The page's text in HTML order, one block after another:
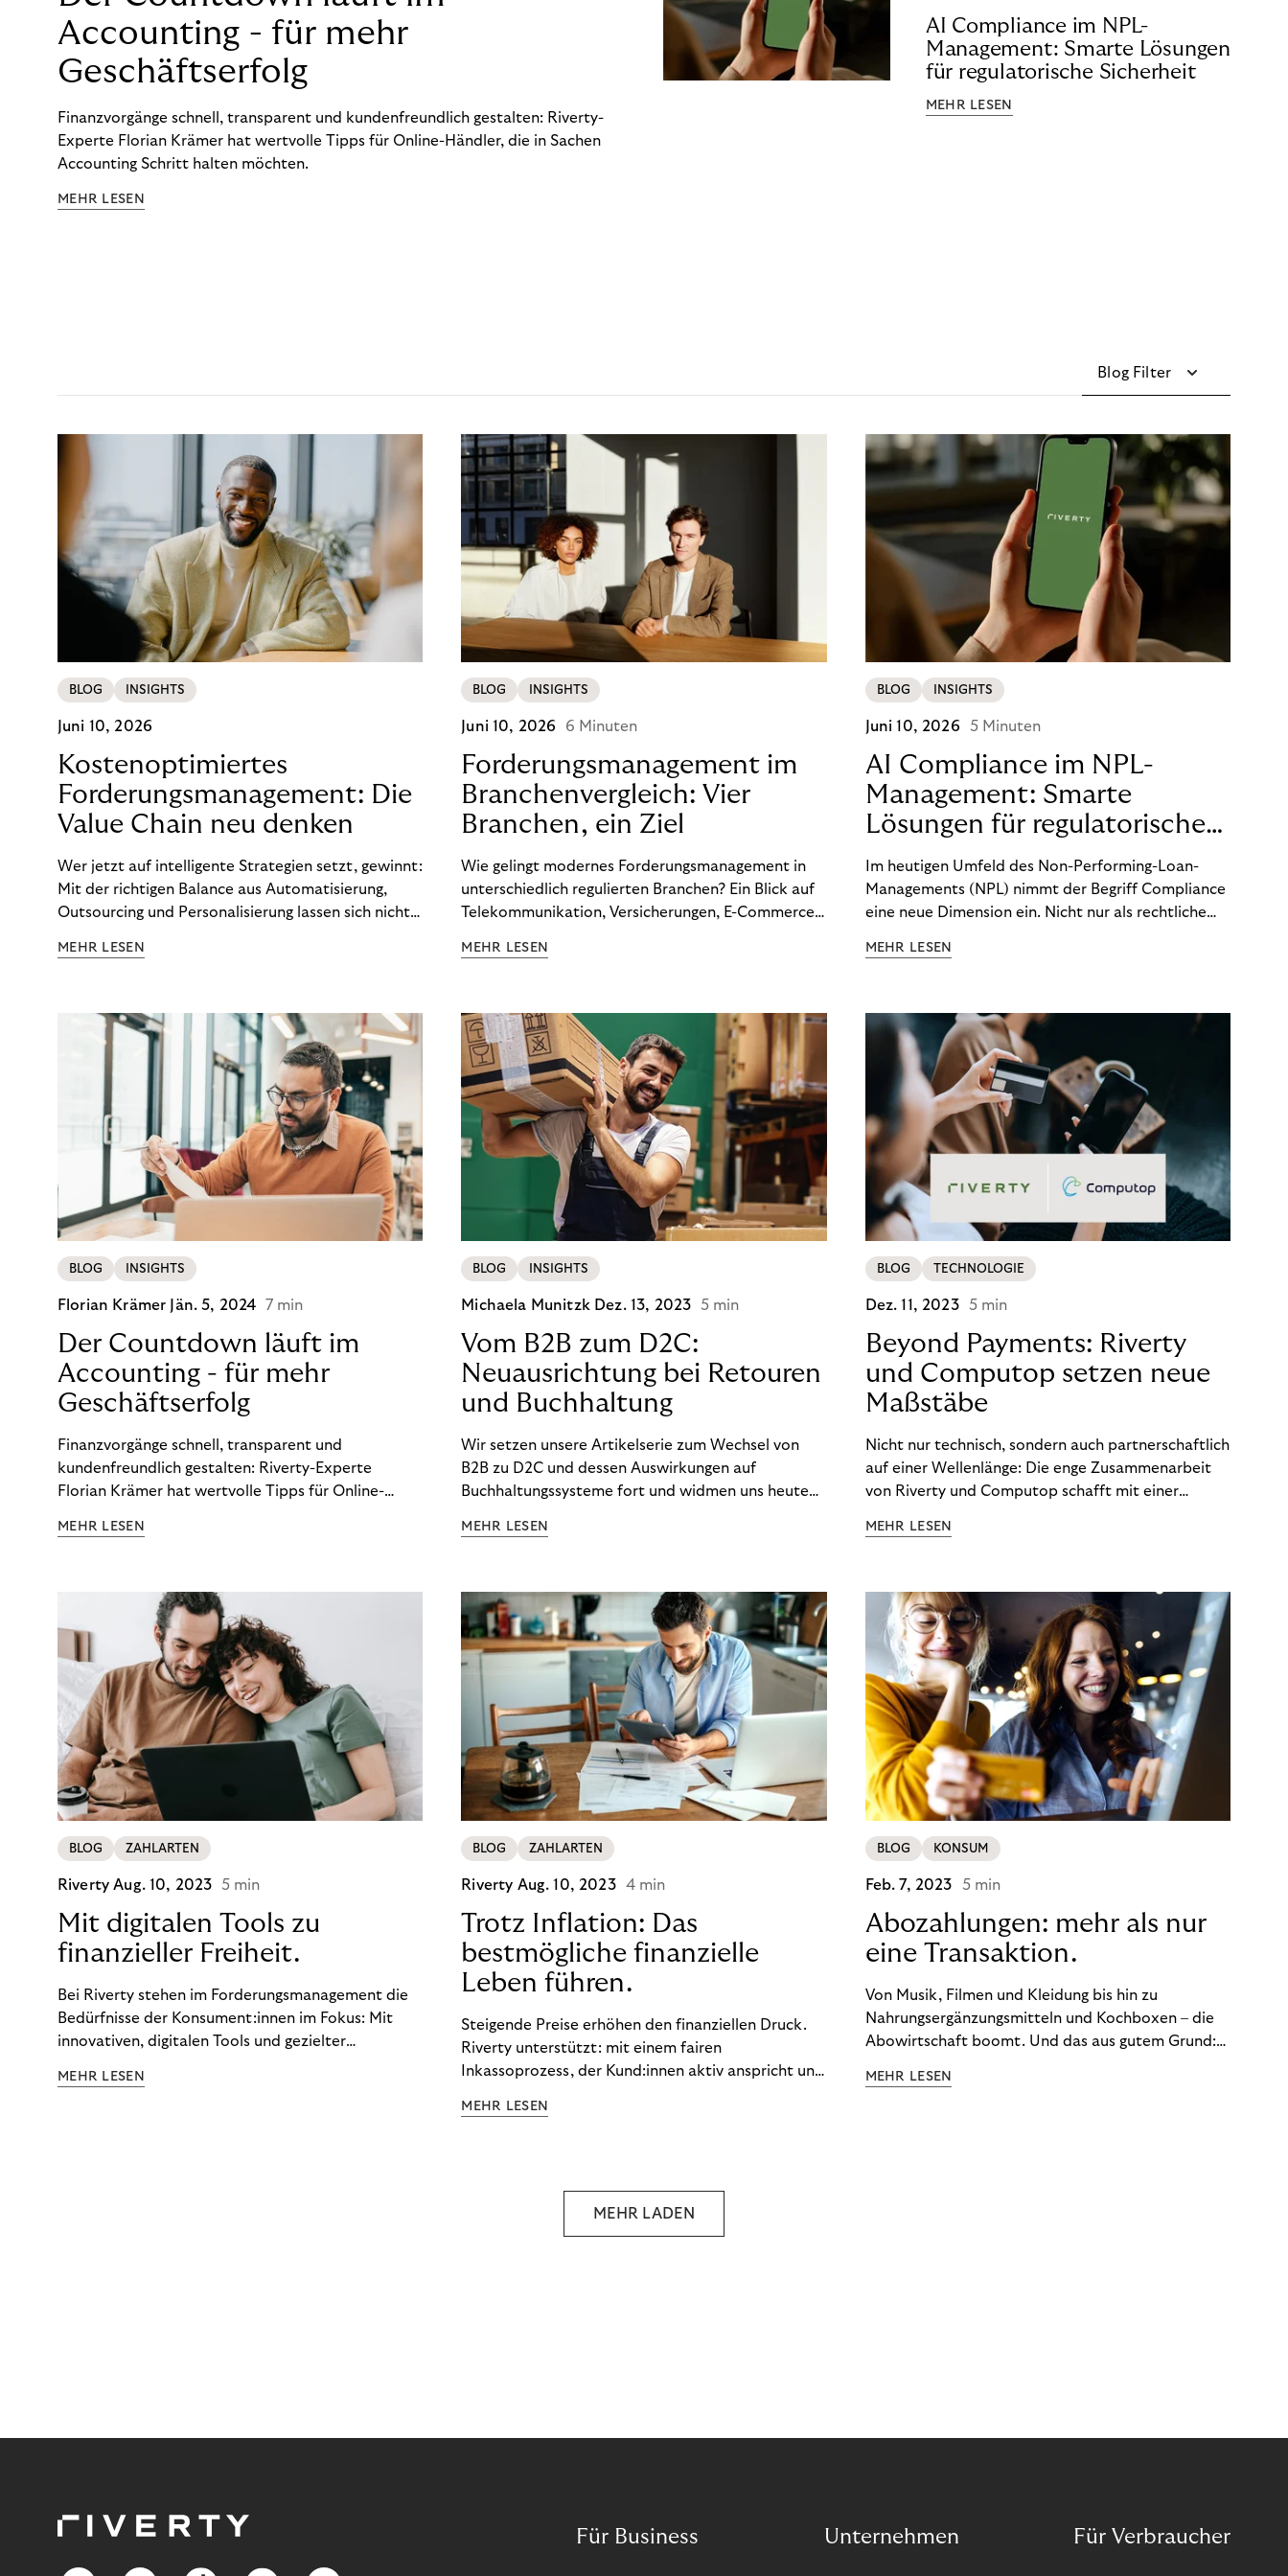
Accounting - für mehr
Geschäftserfolg
Finanzvorgänge schnell, transparent und kundenfreundlich gestalten: Riverty-
Experte Florian Krämer hat wertvolle Tipps für Online-Händler, die in Sachen
Accounting Schritt halten möchten.
MEHR LESEN
AI Compliance im NPL-
Management: Smarte Lösungen
für regulatorische Sicherheit
MEHR LESEN
Blog Filter
BLOG INSIGHTS
Juni 10, 2026
Kostenoptimiertes
Forderungsmanagement: Die
Value Chain neu denken
Wer jetzt auf intelligente Strategien setzt, gewinnt:
Mit der richtigen Balance aus Automatisierung,
Outsourcing und Personalisierung lassen sich nicht
Ergebnisse sichern. Riverty zeigt, wie Recovery-
MEHR LESEN
BLOG INSIGHTS
Juni 10, 2026 6 Minuten
Forderungsmanagement im
Branchenvergleich: Vier
Branchen, ein Ziel
Wie gelingt modernes Forderungsmanagement in
unterschiedlich regulierten Branchen? Ein Blick auf
Telekommunikation, Versicherungen, E-Commerce
wirksam reduzieren will, braucht keine
MEHR LESEN
BLOG INSIGHTS
Juni 10, 2026 5 Minuten
AI Compliance im NPL-
Management: Smarte
Lösungen für regulatorische
Sicherheit
Im heutigen Umfeld des Non-Performing-Loan-
Managements (NPL) nimmt der Begriff Compliance
eine neue Dimension ein. Nicht nur als rechtliche
Wettbewerbsvorteil. In einem Umfeld steigender
(DSGVO) – geraten viele Unternehmen an die
Grenzen traditioneller Compliance-Mechanismen.
MEHR LESEN
BLOG INSIGHTS
Florian Krämer Jän. 5, 2024 7 min
Der Countdown läuft im
Accounting - für mehr
Geschäftserfolg
Finanzvorgänge schnell, transparent und
kundenfreundlich gestalten: Riverty-Experte
Florian Krämer hat wertvolle Tipps für Online-
möchten.
MEHR LESEN
BLOG INSIGHTS
Michaela Munitzk Dez. 13, 2023 5 min
Vom B2B zum D2C:
Neuausrichtung bei Retouren
und Buchhaltung
Wir setzen unsere Artikelserie zum Wechsel von
B2B zu D2C und dessen Auswirkungen auf
Buchhaltungssysteme fort und widmen uns heute
im D2C-Bereich.
MEHR LESEN
BLOG TECHNOLOGIE
Dez. 11, 2023 5 min
Beyond Payments: Riverty
und Computop setzen neue
Maßstäbe
Nicht nur technisch, sondern auch partnerschaftlich
auf einer Wellenlänge: Die enge Zusammenarbeit
von Riverty und Computop schafft mit einer
Zahlungsabwicklung echte Mehrwerte für Händler.
MEHR LESEN
BLOG ZAHLARTEN
RivertyAug. 10, 2023 5 min
Mit digitalen Tools zu
finanzieller Freiheit.
Bei Riverty stehen im Forderungsmanagement die
Bedürfnisse der Konsument:innen im Fokus: Mit
innovativen, digitalen Tools und gezielter
ein Leben in finanzieller Freiheit zu führen. So
MEHR LESEN
BLOG ZAHLARTEN
Riverty Aug. 10, 2023 4 min
Trotz Inflation: Das
bestmögliche finanzielle
Leben führen.
Steigende Preise erhöhen den finanziellen Druck.
Riverty unterstützt: mit einem fairen
Inkassoprozess, der Kund:innen aktiv anspricht und
Finanzbildung ermöglicht. So bleiben Menschen
MEHR LESEN
BLOG KONSUM
Feb. 7, 2023 5 min
Abozahlungen: mehr als nur
eine Transaktion.
Von Musik, Filmen und Kleidung bis hin zu
Nahrungsergänzungsmitteln und Kochboxen – die
Abowirtschaft boomt. Und das aus gutem Grund:
wünschen. Sie ermöglichen es uns, Produkte und
MEHR LESEN
MEHR LADEN
Für Business Unternehmen Für Verbraucher